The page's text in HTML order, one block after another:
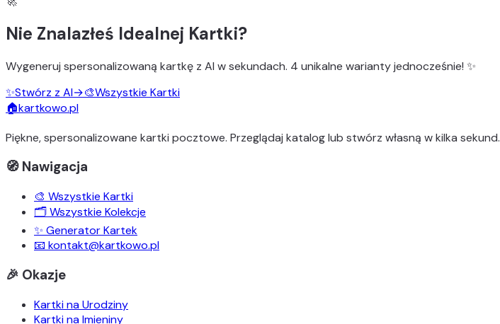
Nie Znalazłeś Idealnej Kartki?
Wygeneruj spersonalizowaną kartkę z AI w sekundach. 4 unikalne wariantyjednocześnie! ✨
✨Stwórz z AI→🎨Wszystkie Kartki
🏠kartkowo.pl
Piękne, spersonalizowane kartki pocztowe. Przeglądaj katalog lub stwórz własną w kilka sekund.
🧭 Nawigacja
🎨 Wszystkie Kartki
🗂️ Wszystkie Kolekcje
✨ Generator Kartek
📧 kontakt@kartkowo.pl
🎉 Okazje
Kartki na Urodziny
Kartki na Imieniny